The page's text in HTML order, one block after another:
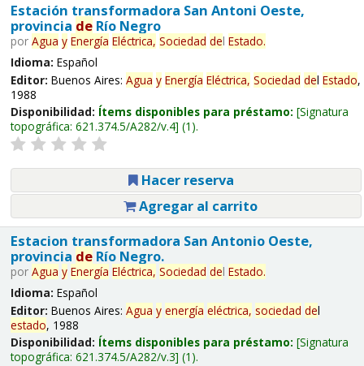
Estación transformadora San Antoni Oeste,
provincia deRío Negro
por Agua y Energía Eléctrica, Sociedad del Estado.
Idioma: Español
Editor: Buenos Aires: Agua y Energía Eléctrica, Sociedad del Estado,
1988
Disponibilidad: Ítems disponibles para préstamo: Signatura
topográfica: 621.374.5/A282/v.4 (1).
Hacer reserva
Agregar al carrito
Estacion transformadora San Antonio Oeste,
provincia deRío Negro.
por Agua y Energía Eléctrica, Sociedad del Estado.
Idioma: Español
Editor: Buenos Aires: Agua y energía eléctrica, sociedad del
estado, 1988
Disponibilidad: Ítems disponibles para préstamo: Signatura
topográfica: 621.374.5/A282/v.3 (1).